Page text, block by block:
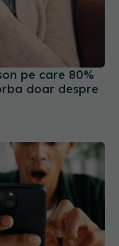
pe care 80%
doar despre